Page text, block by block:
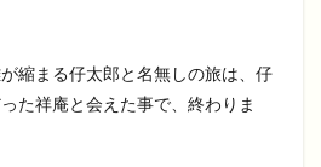
縮まる仔太郎と名無しの旅は、仔
た祥庵と会えた事で、終わりま